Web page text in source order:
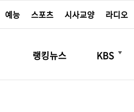
예능 스포츠 시사교양 라디오
랭킹뉴스 KBS
더보기